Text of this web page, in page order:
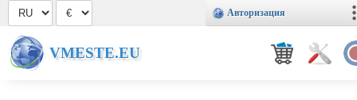
Авторизация
VMESTE.EU